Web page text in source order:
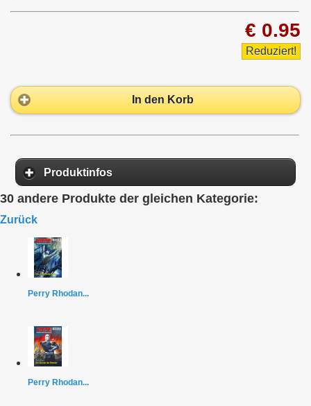
€ 0.95
Reduziert!
In den Korb
Produktinfos
30 andere Produkte der gleichen Kategorie:
Zurück
Perry Rhodan...
Perry Rhodan...